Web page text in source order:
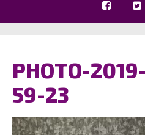
PHOTO-
59-23